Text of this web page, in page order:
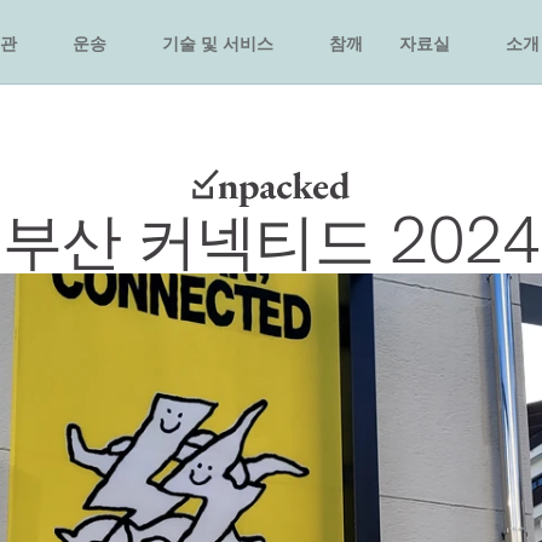
부산 커넥티드 2024
운송 기술 및 서비스 참깨 자료실 소개